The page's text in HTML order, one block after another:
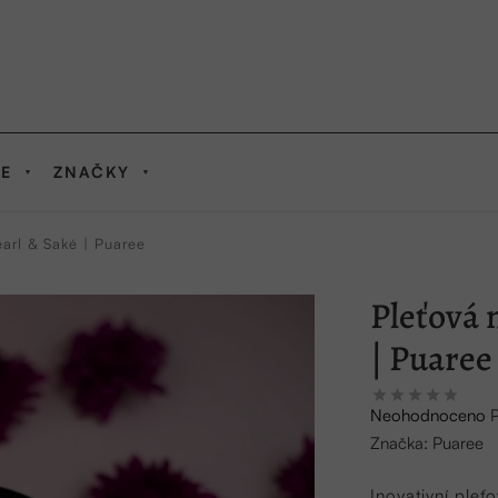
ZNAČKY
& Saké | Puaree
Pleťová
| Puaree
Průměrné
hodnocení
produktu
Neohodnoceno
Značka: Puaree